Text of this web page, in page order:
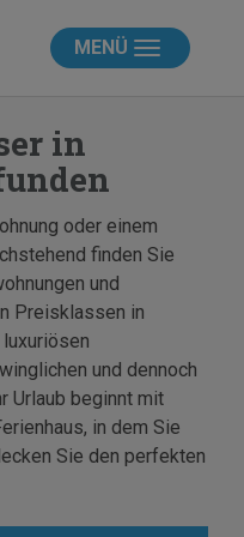
MENÜ
in
oder einem
finden Sie
und
Preisklassen in
und dennoch
Urlaub beginnt mit
in dem Sie
Sie den perfekten